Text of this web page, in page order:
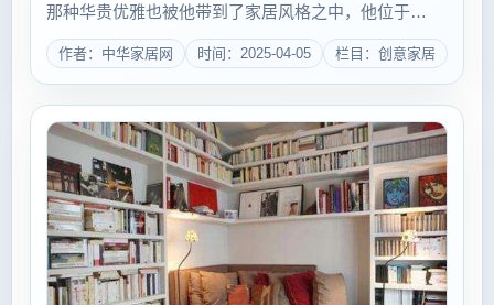
那种华贵优雅也被他带到了家居风格之中，他位于
Tangier的寓所，将新古典与摩洛哥特色融为一炉，并且
强调线条的美学，有繁复亦有明快，有色彩更有...
作者：中华家居网 时间：2025-04-05 栏目：创意家居